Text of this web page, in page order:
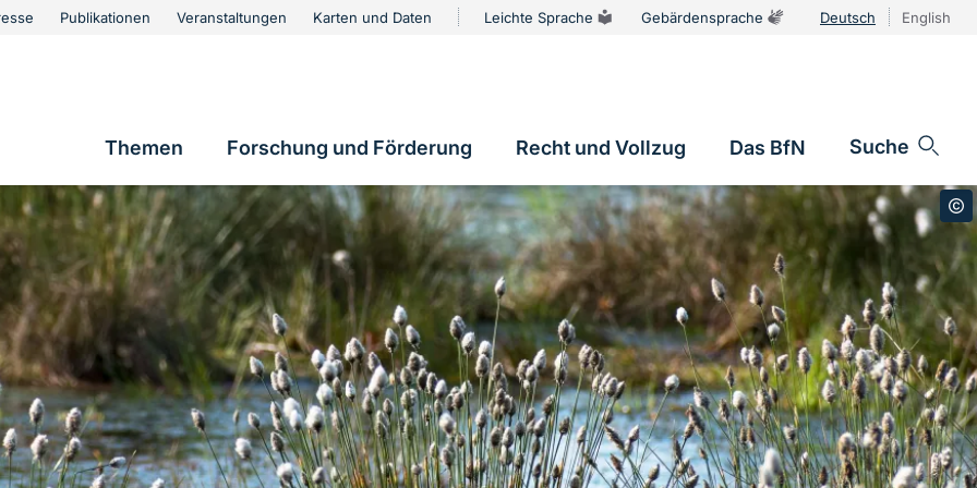
Publikationen Veranstaltungen Karten und Daten Leichte Sprache Gebärdensprache Deutsch English
Hauptnavigation
Themen Forschung und Förderung Recht und Vollzug Das BfN Suche